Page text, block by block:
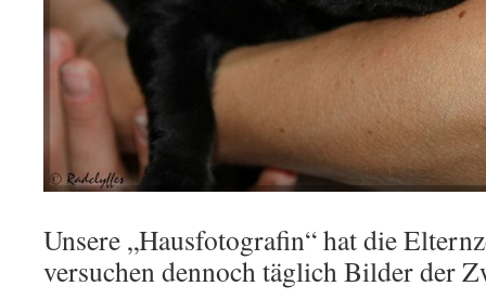
Unsere „Hausfotografin“ hat die
versuchen dennoch täglich Bilder der